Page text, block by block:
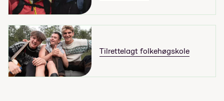
Tilrettelagt folkehøgskole